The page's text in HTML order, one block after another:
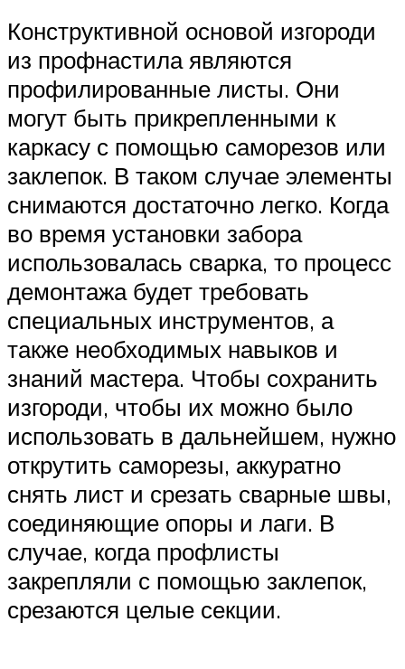
Конструктивной основой изгороди
из профнастила являются
профилированные листы. Они
могут быть прикрепленными к
каркасу с помощью саморезов или
заклепок. В таком случае элементы
снимаются достаточно легко. Когда
во время установки забора
использовалась сварка, то процесс
демонтажа будет требовать
специальных инструментов, а
также необходимых навыков и
знаний мастера. Чтобы сохранить
изгороди, чтобы их можно было
использовать в дальнейшем, нужно
открутить саморезы, аккуратно
снять лист и срезать сварные швы,
соединяющие опоры и лаги. В
случае, когда профлисты
закрепляли с помощью заклепок,
срезаются целые секции.